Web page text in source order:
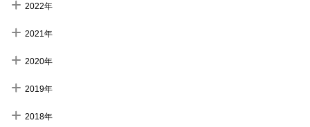
2022年
2021年
2020年
2019年
2018年